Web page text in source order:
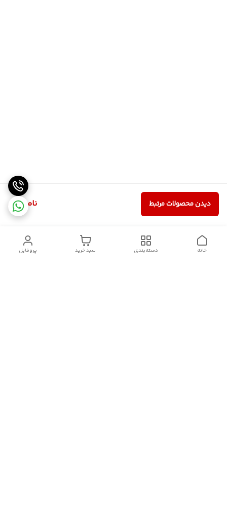
ناموجود دیدن محصولات مرتبط
پروفایل سبد خرید دسته‌بندی خانه